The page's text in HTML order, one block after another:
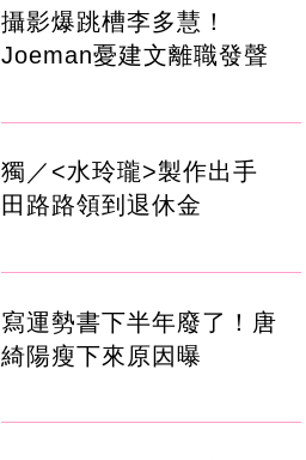
攝影爆跳槽李多慧！
Joeman憂建文離職發聲
獨／<水玲瓏>製作出手
田路路領到退休金
寫運勢書下半年廢了！唐
綺陽瘦下來原因曝